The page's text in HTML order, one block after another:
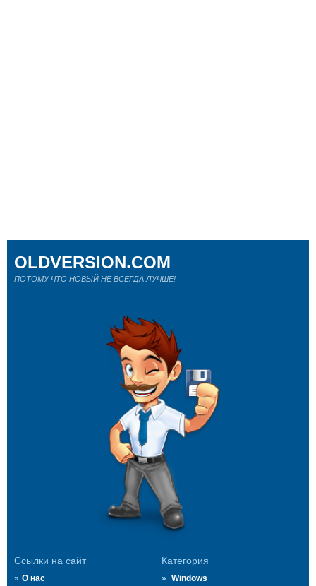
Ссылки на сайт
О нас
Категория
Windows
OLDVERSION.COM
ПОТОМУ ЧТО НОВЫЙ НЕ ВСЕГДА ЛУЧШЕ!